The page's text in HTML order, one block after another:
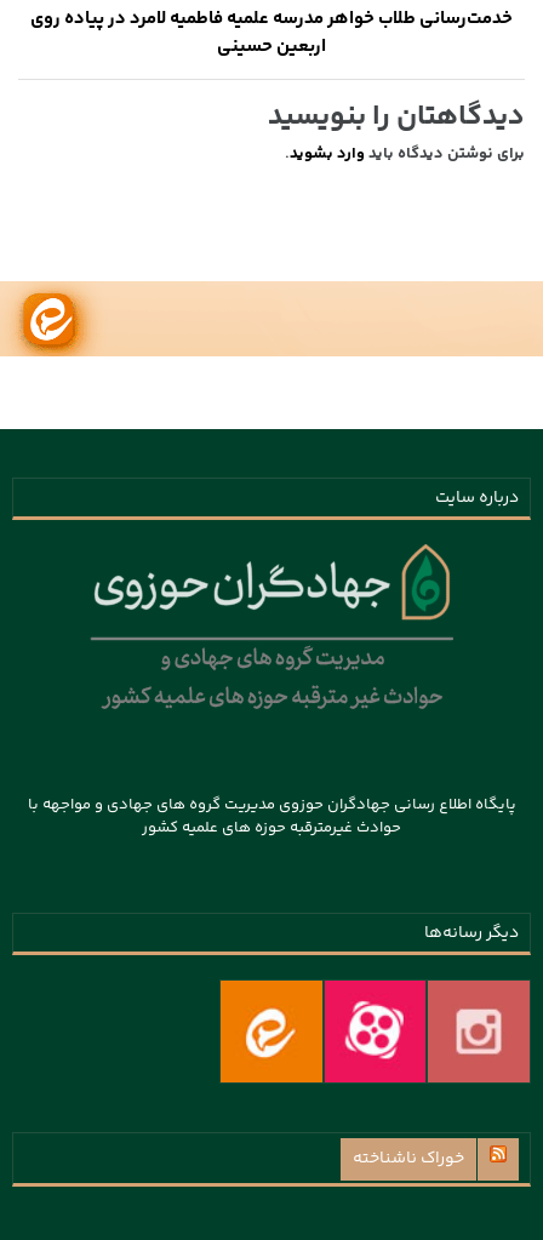
خدمت‌رسانی طلاب خواهر مدرسه علمیه فاطمیه لامرد در پیاده روی
اربعین حسینی
دیدگاهتان را بنویسید
برای نوشتن دیدگاه باید وارد بشوید.
درباره سایت
پایگاه اطلاع رسانی جهادگران حوزوی مدیریت گروه های جهادی و مواجهه با
حوادث غیرمترقبه حوزه های علمیه کشور
دیگر رسانه‌ها
خوراک ناشناخته